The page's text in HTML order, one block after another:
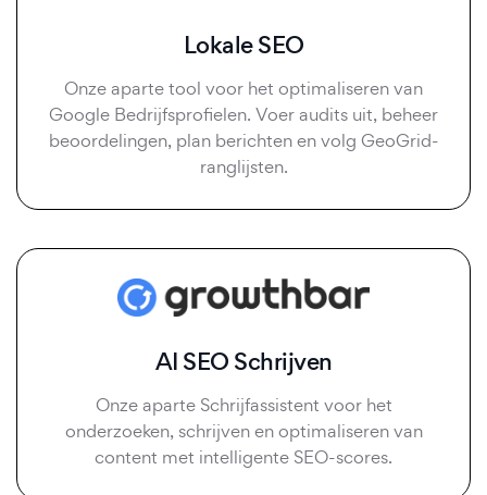
Lokale SEO
Onze aparte tool voor het optimaliseren van
Google Bedrijfsprofielen. Voer audits uit, beheer
beoordelingen, plan berichten en volg GeoGrid-
ranglijsten.
AI SEO Schrijven
Onze aparte Schrijfassistent voor het
onderzoeken, schrijven en optimaliseren van
content met intelligente SEO-scores.